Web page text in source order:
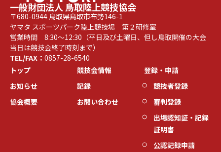
4．個人情報の管理
本協会は、個人情報を正確かつ安全に管理しま
す。個人情報の紛失、破壊、改ざん及び漏洩など
を防止するため、適切な情報セキュリティ対策を
含む安全管理措置を講じます。
但し、一般的な社会通念としてインターネット経
由での完全なデーター送受信を保障することは不
可能と考えられているため、本協会では妥当な防
護措置を講じたにも関わらず、事故、天災、悪意
のある第三者により個人情報が漏洩した場合はそ
一般財団法人 鳥取陸上競技協会
〒680-0944 鳥取県鳥取市布勢146-1
ヤマタ スポーツパーク陸上競技場 第２研修室
営業時間 8:30～12:30（平日及び土曜日、但し鳥取開催の大会
当日は競技会終了時刻まで）
TEL/FAX： 0857-28-6540
トップ
お知らせ
協会概要
競技会情報
記録
お問い合わせ
登録・申請
競技者登録
審判登録
出場認知証・記録
証明書
公認記録申請